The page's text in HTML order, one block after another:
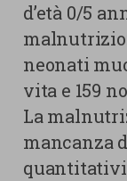
d’età 0/5
neonati
vita e 159
La
mancanza
quantitativi